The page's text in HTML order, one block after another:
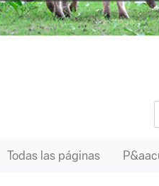
Todas las páginas